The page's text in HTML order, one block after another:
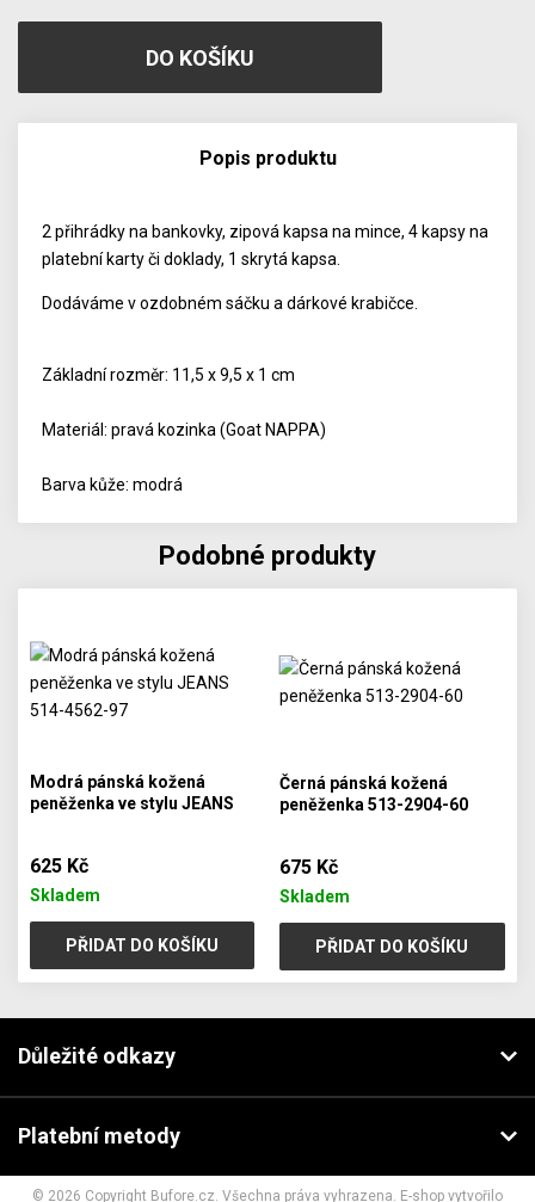
Popis produktu
2 přihrádky na bankovky, zipová kapsa na mince, 4 kapsy na
platební karty či doklady, 1 skrytá kapsa.
Dodáváme v ozdobném sáčku a dárkové krabičce.
Základní rozměr: 11,5 x 9,5 x 1 cm
Materiál: pravá kozinka (Goat NAPPA)
Barva kůže: modrá
Podobné produkty
Modrá pánská kožená
peněženka ve stylu JEANS
625 Kč
Skladem
PŘIDAT DO KOŠÍKU
Černá pánská kožená
peněženka 513-2904-60
675 Kč
Skladem
PŘIDAT DO KOŠÍKU
Důležité odkazy
Platební metody
© 2026 Copyright Bufore.cz. Všechna práva vyhrazena. E-shop vytvořilo